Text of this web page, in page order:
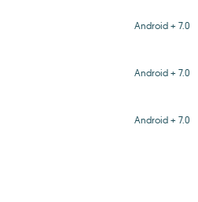
Android + 7.0
Android + 7.0
Android + 7.0